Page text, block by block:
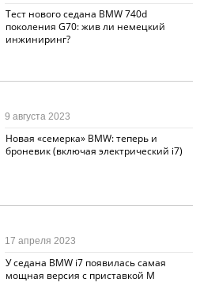
Тест нового седана BMW 740d
поколения G70: жив ли немецкий
инжиниринг?
Новая «семерка» BMW: теперь и
броневик (включая электрический i7)
9 августа 2023
У седана BMW i7 появилась самая
мощная версия с приставкой M
17 апреля 2023